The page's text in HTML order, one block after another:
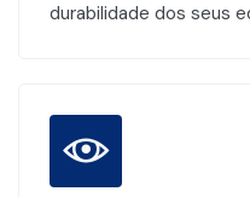
durabilidade dos seus